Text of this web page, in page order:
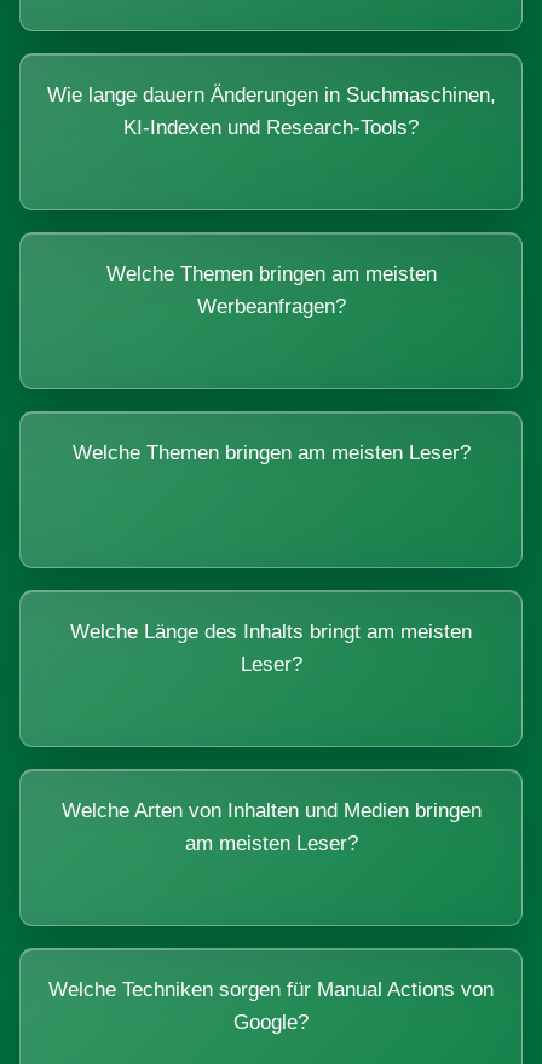
Wie lange dauern Änderungen in Suchmaschinen,
KI-Indexen und Research-Tools?
Welche Themen bringen am meisten
Werbeanfragen?
Welche Themen bringen am meisten Leser?
Welche Länge des Inhalts bringt am meisten
Leser?
Welche Arten von Inhalten und Medien bringen
am meisten Leser?
Welche Techniken sorgen für Manual Actions von
Google?